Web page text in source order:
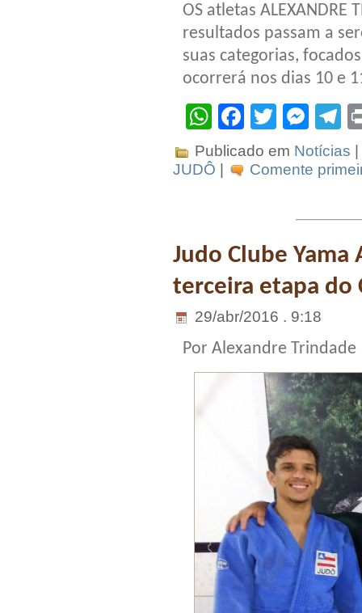
OS atletas ALEXANDRE
resultados passam a
suas categorias,
ocorrerá nos dias 10 e
WhatsApp
Facebook
Twitter
Publicado em Notícias
JUDÔ | Comente
Judo Clube Yama
terceira etapa do
29/abr/2016 . 9:18
Por Alexandre Trindade